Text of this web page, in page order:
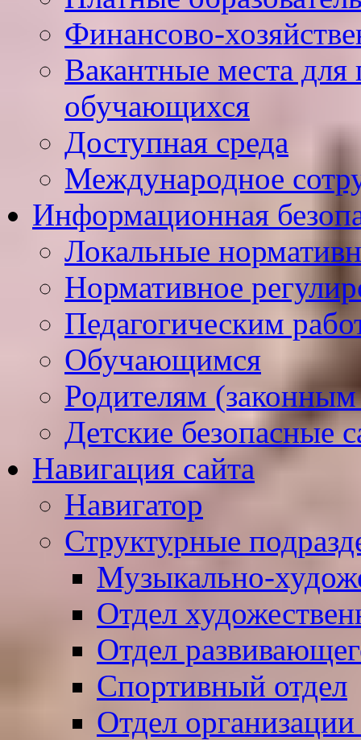
Финансово-
Вакантные места для
обучающихся
Доступная среда
Международное
Информационная
Локальные
Нормативное
Педагогическим
Обучающимся
Родителям
Детские безопасные
Навигация сайта
Навигатор
Структурные
Музыкально-
Отдел
Отдел
Спортивный отдел
Отдел